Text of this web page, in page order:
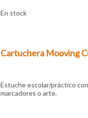
En stock
Cartuchera Mooving
Estuche escolar/práctico
marcadores o arte.